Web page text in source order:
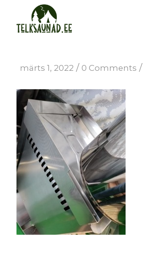
märts 1, 2022 / 0 Comments /